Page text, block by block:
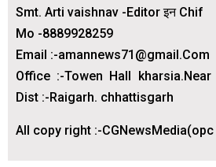
Smt. Arti vaishnav -Editor इन Chif
Mo -8889928259
Email :-amannews71@gmail.Com
Office :-Towen Hall
Dist :-Raigarh. chhattisgarh
All copy right :-CGNewsMedia(opc